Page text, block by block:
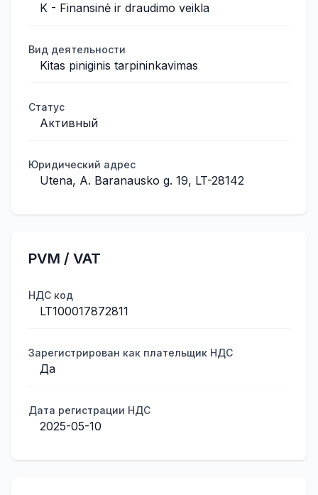
K - Finansinė ir draudimo veikla
Вид деятельности
Kitas piniginis tarpininkavimas
Статус
Активный
Юридический адрес
Utena, A. Baranausko g. 19, LT-28142
PVM / VAT
НДС код
LT100017872811
Зарегистрирован как плательщик НДС
Да
Дата регистрации НДС
2025-05-10